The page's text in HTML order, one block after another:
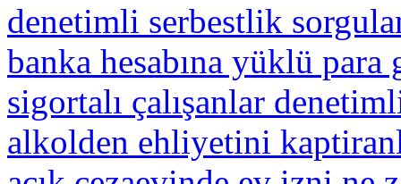
denetimli serbestlik
banka hesabına yüklü para
sigortalı çalışanlar
alkolden ehliyetini